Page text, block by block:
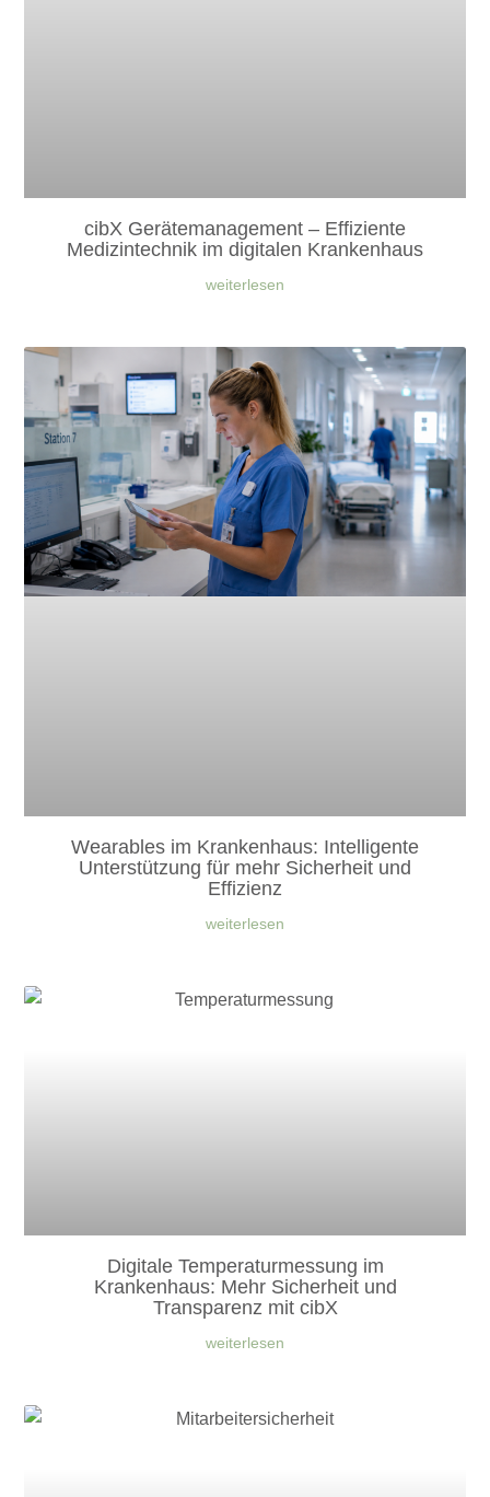
cibX Gerätemanagement – Effiziente
Medizintechnik im digitalen Krankenhaus
weiterlesen
Wearables im Krankenhaus: Intelligente
Unterstützung für mehr Sicherheit und
Effizienz
weiterlesen
Digitale Temperaturmessung im
Krankenhaus: Mehr Sicherheit und
Transparenz mit cibX
weiterlesen